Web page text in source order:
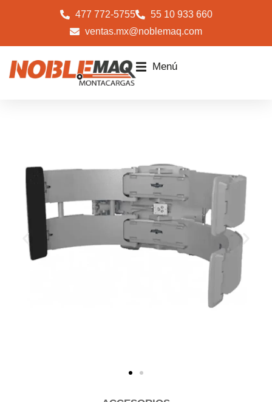
477 772-5755
55 10 933 660
ventas.mx@noblemaq.com
Menú